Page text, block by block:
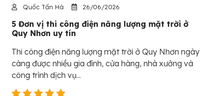
Quốc Tấn Hà 26/06/2026
5 Đơn vị thi công điện năng lượng mặt trời ở
Quy Nhơn uy tín
Thi công điện năng lượng mặt trời ở Quy Nhơn ngày
càng được nhiều gia đình, cửa hàng, nhà xưởng và
công trình dịch vụ...